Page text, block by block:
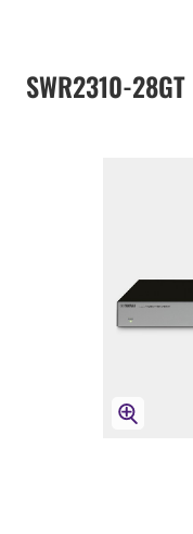
SWR2310-28GT